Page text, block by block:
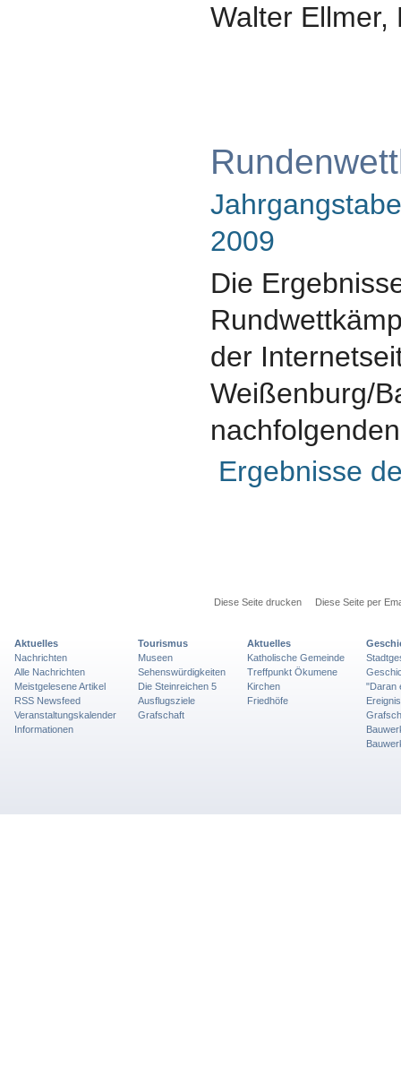
Walter Ellmer,
2009
Die
der
Weißenburg/
Ergebnisse
Diese Seite drucken Diese Seite per
Aktuelles
Nachrichten
Alle Nachrichten
Meistgelesene Artikel
RSS Newsfeed
Veranstaltungskalender
Informationen
Tourismus
Museen
Sehenswürdigkeiten
Die Steinreichen 5
Ausflugsziele
Grafschaft
Aktuelles
Katholische Gemeinde
Treffpunkt Ökumene
Kirchen
Friedhöfe
"Daran